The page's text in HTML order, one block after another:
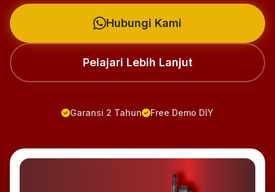
Hubungi Kami
Pelajari Lebih Lanjut
Garansi 2 Tahun Free Demo DIY